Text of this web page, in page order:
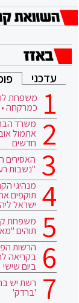
עדכני
משפחת
כמרקחה
משרד
חדשים
האסירים
"נשבות
מנהיגי
תוקפים
ישראל
משפחת
תוהים
הרשות
בקריאה
ביום שישי
רשת יש
'ברדק'